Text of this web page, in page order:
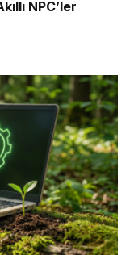
NPC’ler